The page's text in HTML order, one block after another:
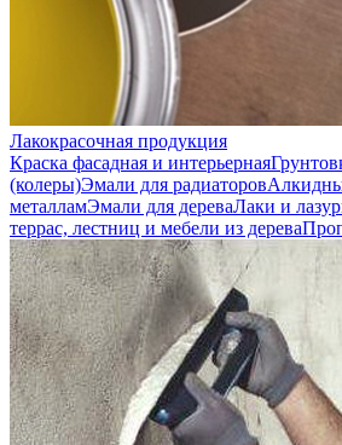
Лакокрасочная продукция
Краска фасадная и интерьерная
(колеры)Эмали для радиаторов
металламЭмали для дереваЛаки и
террас, лестниц и мебели из дерева